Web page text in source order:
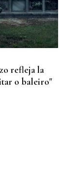
refleja la
o baleiro"